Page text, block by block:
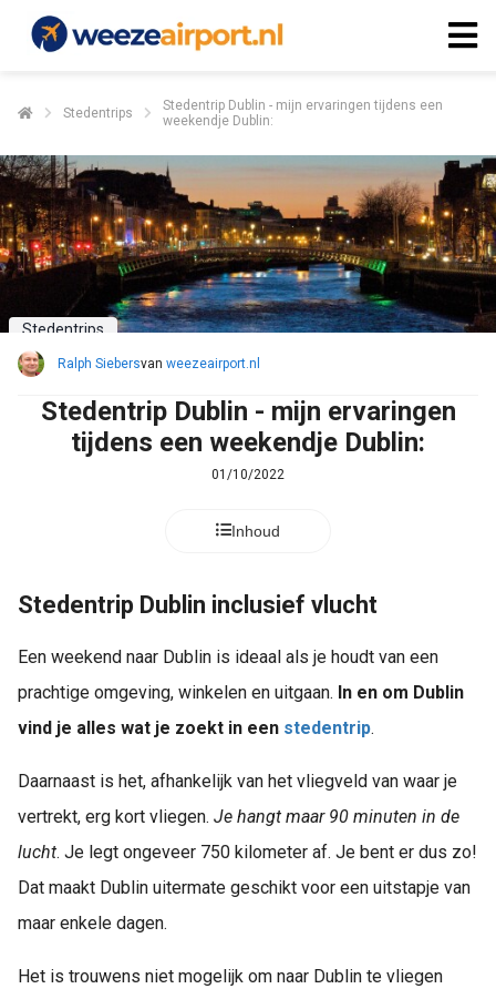
Stedentrips
Stedentrip Dublin - mijn ervaringen tijdens een
weekendje Dublin:
Stedentrips
Ralph Siebersvan weezeairport.nl
Stedentrip Dublin - mijn ervaringen
tijdens een weekendje Dublin:
01/10/2022
Inhoud
Stedentrip Dublin inclusief vlucht
Een weekend naar Dublin is ideaal als je houdt van een
prachtige omgeving, winkelen en uitgaan. In en om Dublin
vind je alles wat je zoekt in een stedentrip.
Daarnaast is het, afhankelijk van het vliegveld van waar je
vertrekt, erg kort vliegen. Je hangt maar 90 minuten in de
lucht. Je legt ongeveer 750 kilometer af. Je bent er dus zo!
Dat maakt Dublin uitermate geschikt voor een uitstapje van
maar enkele dagen.
Het is trouwens niet mogelijk om naar Dublin te vliegen